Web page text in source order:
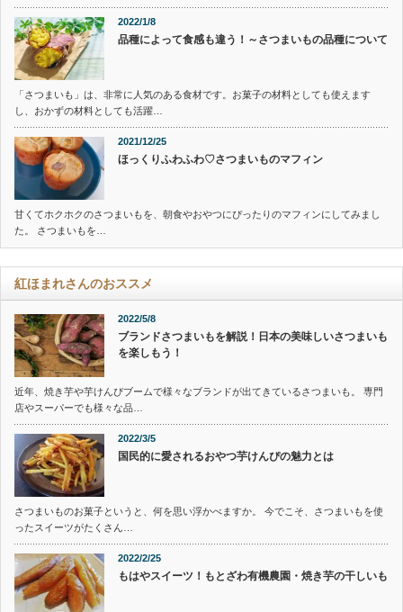
2022/1/8
品種によって食感も違う！～さつまいもの品種について
「さつまいも」は、非常に人気のある食材です。お菓子の材料としても使えます
し、おかずの材料としても活躍…
2021/12/25
ほっくりふわふわ♡さつまいものマフィン
甘くてホクホクのさつまいもを、朝食やおやつにぴったりのマフィンにしてみまし
た。 さつまいもを…
紅ほまれさんのおススメ
2022/5/8
ブランドさつまいもを解説！日本の美味しいさつまいも
を楽しもう！
近年、焼き芋や芋けんぴブームで様々なブランドが出てきているさつまいも。 専門
店やスーパーでも様々な品…
2022/3/5
国民的に愛されるおやつ芋けんぴの魅力とは
さつまいものお菓子というと、何を思い浮かべますか。 今でこそ、さつまいもを使
ったスイーツがたくさん…
2022/2/25
もはやスイーツ！もとざわ有機農園・焼き芋の干しいも